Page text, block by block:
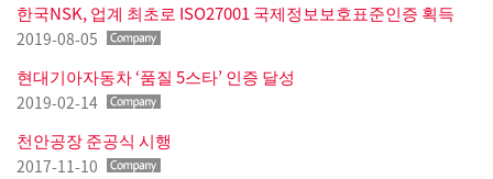
한국NSK, 업계 최초로 ISO27001 국제정보보호표준인증 획득
2019-08-05
현대기아자동차 ‘품질 5스타’ 인증 달성
2019-02-14
천안공장 준공식 시행
2017-11-10